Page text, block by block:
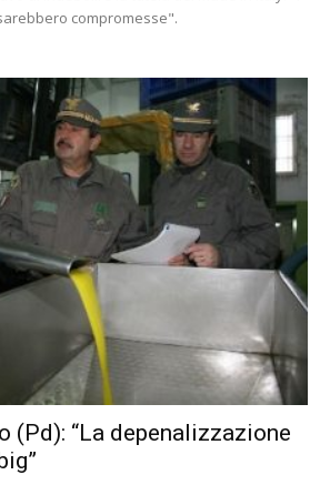
compromesse".
(Pd): “La depenalizzazione